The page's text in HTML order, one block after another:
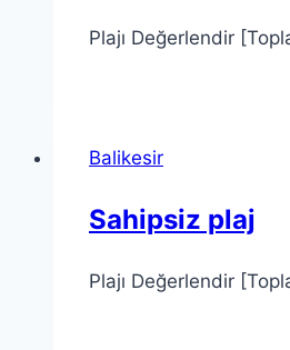
Plajı Değerlendir
Balikesir
Sahipsiz plaj
Plajı Değerlendir